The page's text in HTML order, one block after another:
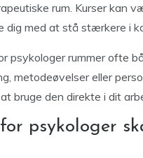
rum. Kurser kan
dig med at stå stærkere i
psykologer rummer ofte
metodeøvelser eller
bruge den direkte i dit
psykologer